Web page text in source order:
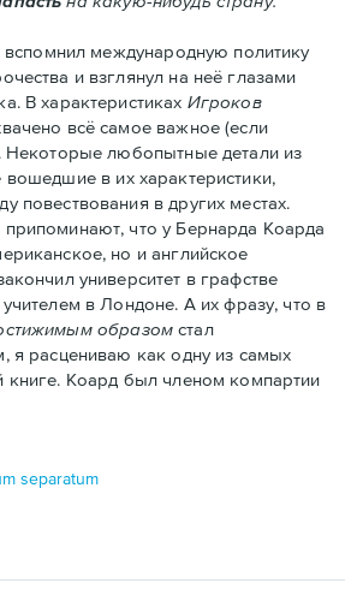
вспомнил международную политику
и взглянул на неё глазами
В характеристиках Игроков
всё самое важное (если
Некоторые любопытные детали из
вошедшие в их характеристики,
повествования в других местах.
что у Бернарда Коарда
но и английское
университет в графстве
в Лондоне. А их фразу, что в
образомстал
я расцениваю как одну из самых
книге. Коард был членом компартии
separatum